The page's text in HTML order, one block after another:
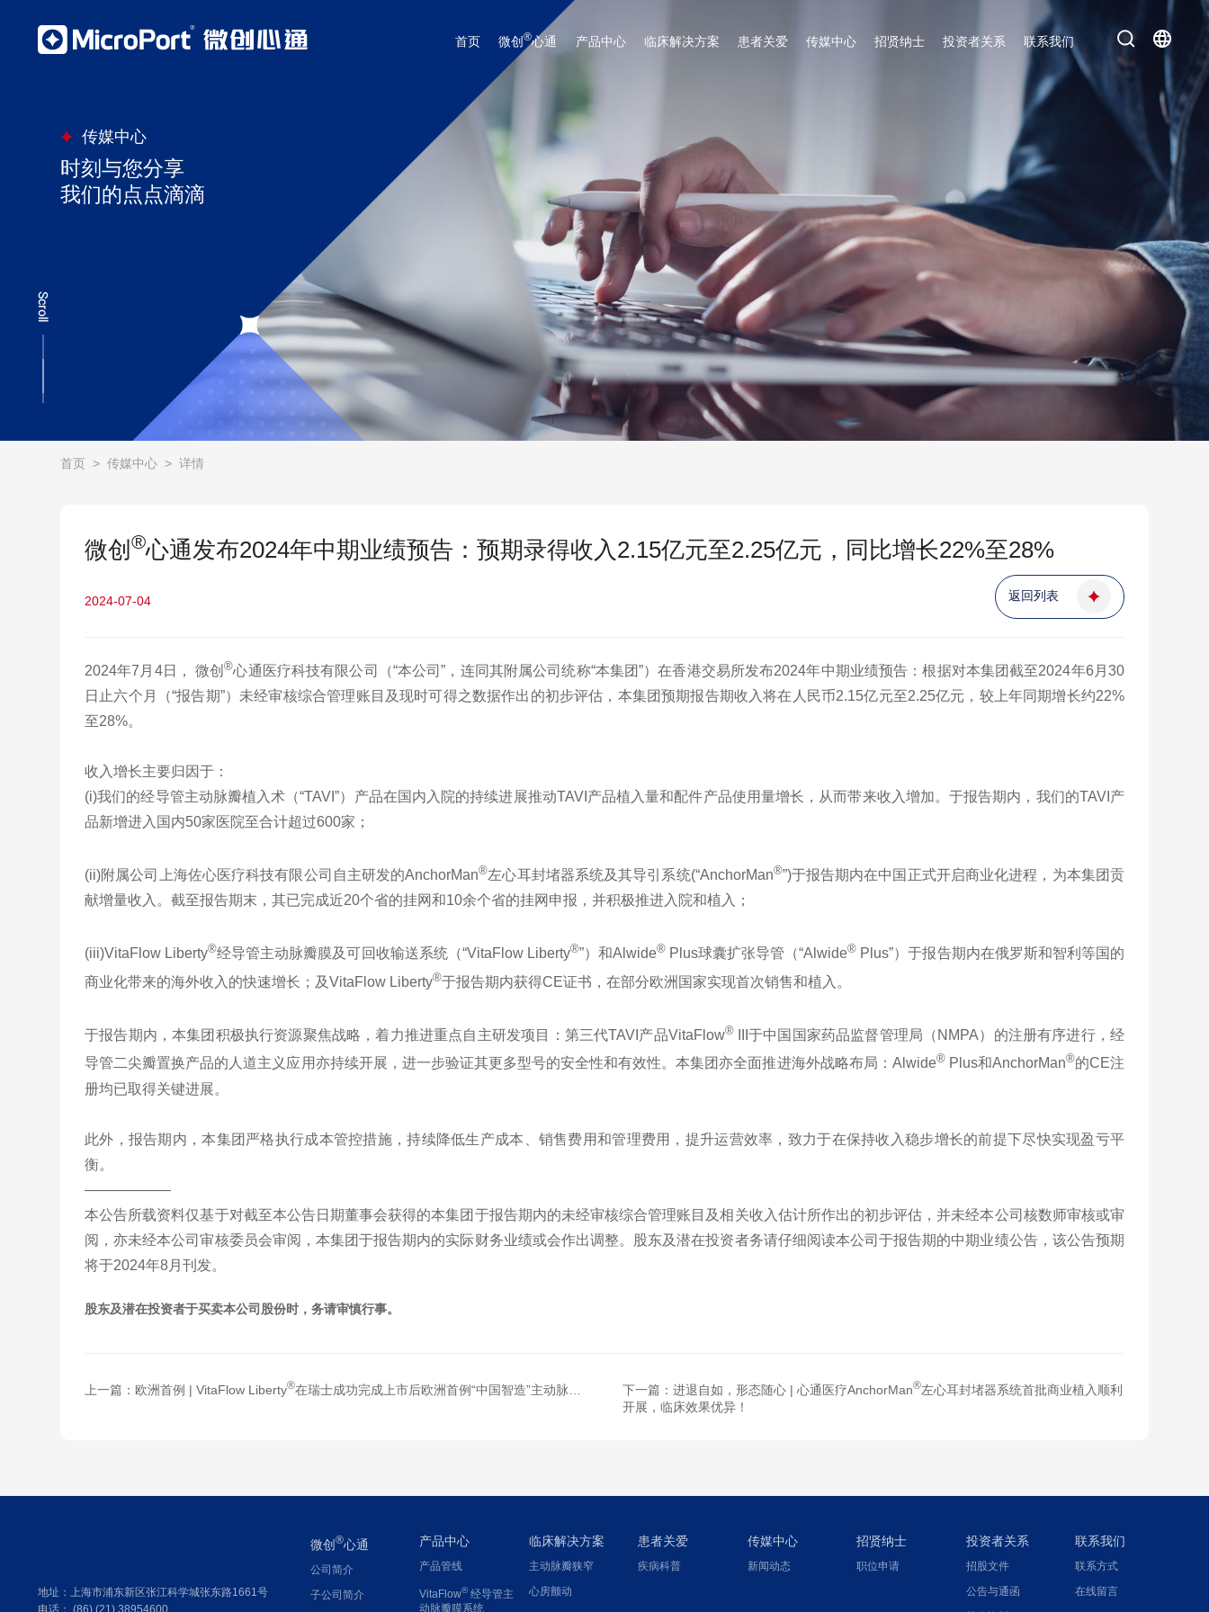
首页 微创®心通 产品中心 临床解决方案 患者关爱 传媒中心 招贤纳士 投资者关系 联系我们
传媒中心
时刻与您分享
我们的点点滴滴
首页 > 传媒中心 > 详情
微创®心通发布2024年中期业绩预告：预期录得收入2.15亿元至2.25亿元，同比增长22%至28%
2024-07-04 返回列表
2024年7月4日， 微创®心通医疗科技有限公司（“本公司”，连同其附属公司统称“本集团”）在香港交易所发布2024年中期业绩预告：根据对本集团截至2024年6月30
日止六个月（“报告期”）未经审核综合管理账目及现时可得之数据作出的初步评估，本集团预期报告期收入将在人民币2.15亿元至2.25亿元，较上年同期增长约22%
至28%。
收入增长主要归因于：
(i)我们的经导管主动脉瓣植入术（“TAVI”）产品在国内入院的持续进展推动TAVI产品植入量和配件产品使用量增长，从而带来收入增加。于报告期内，我们的TAVI产
品新增进入国内50家医院至合计超过600家；
(ii)附属公司上海佐心医疗科技有限公司自主研发的AnchorMan®左心耳封堵器系统及其导引系统(“AnchorMan®”)于报告期内在中国正式开启商业化进程，为本集团贡
献增量收入。截至报告期末，其已完成近20个省的挂网和10余个省的挂网申报，并积极推进入院和植入；
(iii)VitaFlow Liberty®经导管主动脉瓣膜及可回收输送系统（“VitaFlow Liberty®”）和Alwide®Plus球囊扩张导管（“Alwide® Plus”）于报告期内在俄罗斯和智利等国的
商业化带来的海外收入的快速增长；及VitaFlow Liberty®于报告期内获得CE证书，在部分欧洲国家实现首次销售和植入。
于报告期内，本集团积极执行资源聚焦战略，着力推进重点自主研发项目：第三代TAVI产品VitaFlow®III于中国国家药品监督管理局（NMPA）的注册有序进行，经
导管二尖瓣置换产品的人道主义应用亦持续开展，进一步验证其更多型号的安全性和有效性。本集团亦全面推进海外战略布局：Alwide®Plus和AnchorMan®的CE注
册均已取得关键进展。
此外，报告期内，本集团严格执行成本管控措施，持续降低生产成本、销售费用和管理费用，提升运营效率，致力于在保持收入稳步增长的前提下尽快实现盈亏平
衡。
——————
本公告所载资料仅基于对截至本公告日期董事会获得的本集团于报告期内的未经审核综合管理账目及相关收入估计所作出的初步评估，并未经本公司核数师审核或审
阅，亦未经本公司审核委员会审阅，本集团于报告期内的实际财务业绩或会作出调整。股东及潜在投资者务请仔细阅读本公司于报告期的中期业绩公告，该公告预期
将于2024年8月刊发。
股东及潜在投资者于买卖本公司股份时，务请审慎行事。
上一篇： 欧洲首例 | VitaFlow Liberty®在瑞士成功完成上市后欧洲首例“中国智造”主动脉瓣膜植入 下一篇： 进退自如，形态随心 | 心通医疗AnchorMan®左心耳封堵器系统首批商业植入顺利
开展，临床效果优异！
地址：上海市浦东新区张江科学城张东路1661号
电话： (86) (21) 38954600
微创 ®心通
公司简介
子公司简介
产品中心
产品管线
VitaFlow®经导管主
动脉瓣膜系统
临床解决方案
主动脉瓣狭窄
心房颤动
患者关爱
疾病科普
传媒中心
新闻动态
招贤纳士
职位申请
投资者关系
招股文件
公告与通函
联系我们
联系方式
在线留言